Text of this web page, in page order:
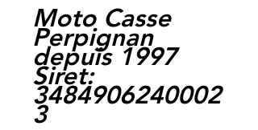
Moto Casse
Perpignan
depuis 1997
Siret:
3484906240002
3